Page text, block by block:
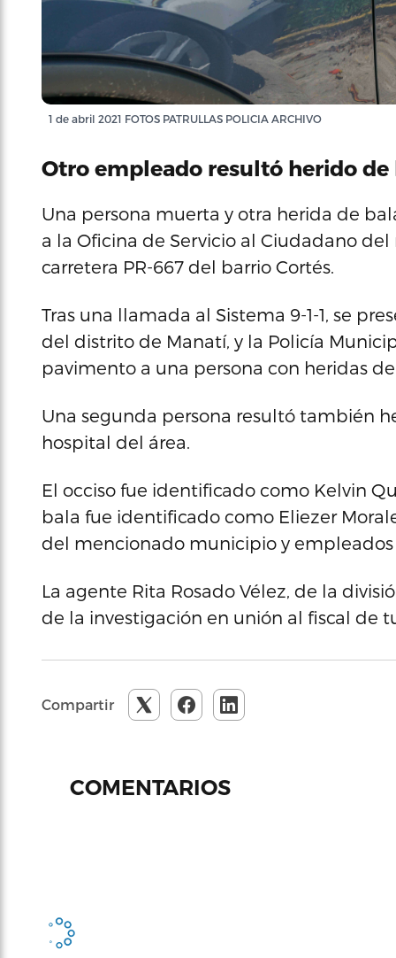
1 de abril 2021 FOTOS PATRULLAS POLICIA ARCHIVO
Otro empleado resultó herido
Una persona muerta y otra herida de
a la Oficina de Servicio al Ciudadano
carretera PR-667 del barrio Cortés.
Tras una llamada al Sistema 9-1-1, se
del distrito de Manatí, y la Policía
pavimento a una persona con heridas
Una segunda persona resultó también
hospital del área.
El occiso fue identificado como Kelvin
bala fue identificado como Eliezer
del mencionado municipio y
La agente Rita Rosado Vélez, de la
de la investigación en unión al fiscal de
Compartir
COMENTARIOS